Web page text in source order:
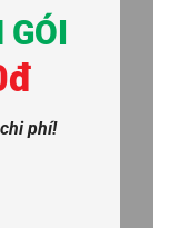
GÓI
phí!